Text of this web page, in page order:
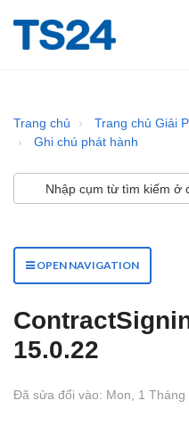
Trang chủ Trang chủ Giải
Ghi chú phát hành
OPEN NAVIGATION
15.0.22
Đã sửa đổi vào: Mon, 1 Tháng